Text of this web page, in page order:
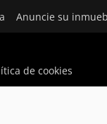
Anuncie su
de cookies